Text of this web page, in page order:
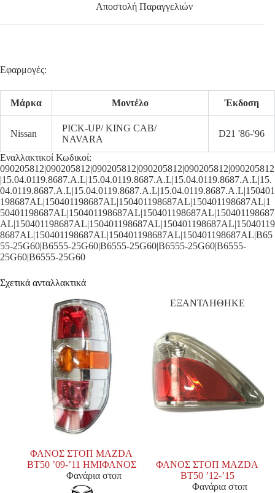
Αποστολή Παραγγελιών
Εφαρμογές:
Μάρκα Μοντέλο Έκδοση
Nissan
PICK-UP/ KING CAB/
NAVARA
D21 '86-'96
Εναλλακτικοί Κωδικοί:
090205812|090205812|090205812|090205812|090205812|090205812
|15.04.0119.8687.A.L|15.04.0119.8687.A.L|15.04.0119.8687.A.L|15.
04.0119.8687.A.L|15.04.0119.8687.A.L|15.04.0119.8687.A.L|150401
198687AL|150401198687AL|150401198687AL|150401198687AL|1
50401198687AL|150401198687AL|150401198687AL|150401198687
AL|150401198687AL|150401198687AL|150401198687AL|15040119
8687AL|150401198687AL|150401198687AL|150401198687AL|B65
55-25G60|B6555-25G60|B6555-25G60|B6555-25G60|B6555-
25G60|B6555-25G60
Σχετικά ανταλλακτικά
ΦΑΝΟΣ ΣΤΟΠ MAZDA
BT50 ’09-’11 ΗΜΙΦΑΝΟΣ
Φανάρια στοπ
ΕΞΑΝΤΛΗΘΗΚΕ
ΦΑΝΟΣ ΣΤΟΠ MAZDA
BT50 ’12-’15
Φανάρια στοπ